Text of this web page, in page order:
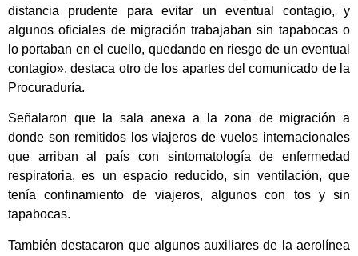
distancia prudente para evitar un eventual contagio, y
algunos oficiales de migración trabajaban sin tapabocas o
lo portaban en el cuello, quedando en riesgo de un eventual
contagio», destaca otro de los apartes del comunicado de la
Procuraduría.
Señalaron que la sala anexa a la zona de migración a
donde son remitidos los viajeros de vuelos internacionales
que arriban al país con sintomatología de enfermedad
respiratoria, es un espacio reducido, sin ventilación, que
tenía confinamiento de viajeros, algunos con tos y sin
tapabocas.
También destacaron que algunos auxiliares de la aerolínea